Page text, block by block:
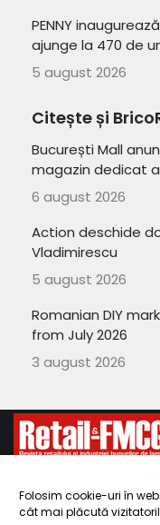
Folosim cookie-uri în
cât mai plăcută
PENNY
ajunge la 470 de
5 august 2026
Citește și
București Mall
magazin dedicat
6 august 2026
Action deschide
Vladimirescu
5 august 2026
Romanian DIY
from July 2026
3 august 2026